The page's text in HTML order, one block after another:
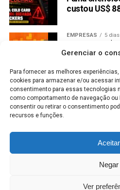
Gerenciar o
Para fornecer as melhores
cookies para armazenar e/ou acessar
consentimento para essas tecnologias
como comportamento de navegação
consentir ou retirar o consentimento
recursos e funções.
Aceitar
Negar
Ver
custou US$
EMPRESAS 5
trimestre de
MERCADO DE
Itaú paga R$
em agosto:
entenda o
Baleias de